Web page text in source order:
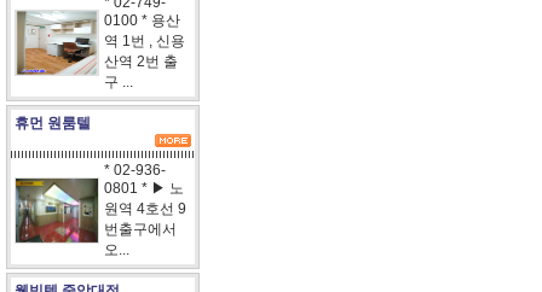
0100 * 용산
역 1번 , 신용
산역 2번 출
구 ...
휴먼 원룸텔
* 02-936-
0801 * ▶ 노
원역 4호선 9
번출구에서
오...